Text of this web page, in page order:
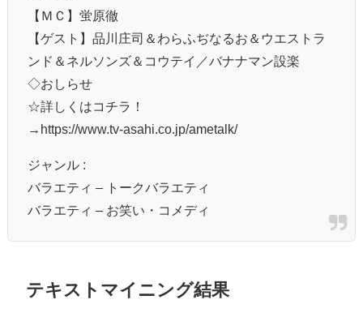
【ＭＣ】蛍原徹
【ゲスト】品川庄司＆わらふぢなるお＆ウエストラ
ンド＆ネルソンズ＆コウテイ／バナナマン設楽
◇おしらせ
☆詳しくはコチラ！
→https://www.tv-asahi.co.jp/ametalk/
ジャンル :
バラエティ – トークバラエティ
バラエティ – お笑い・コメディ
テキストマイニング結果